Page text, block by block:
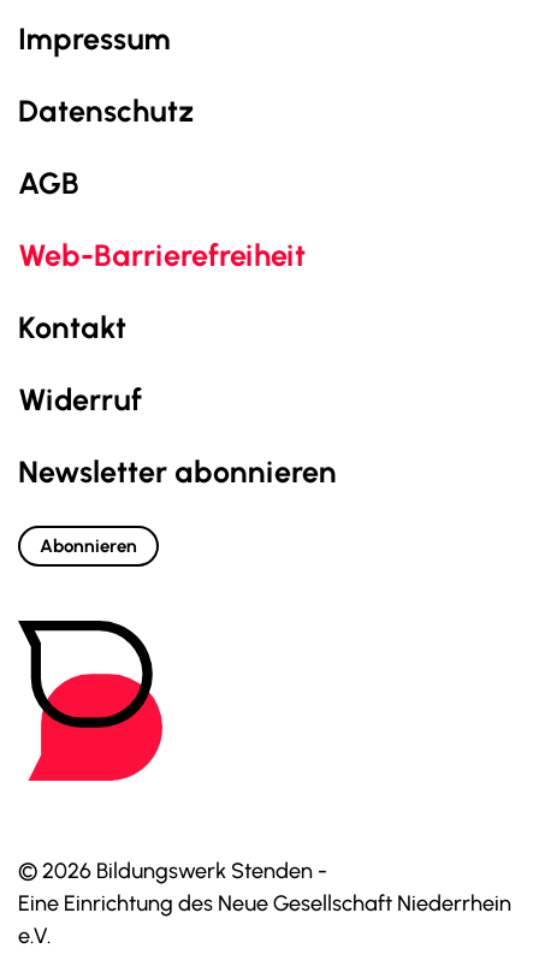
Impressum
Datenschutz
AGB
Web-Barrierefreiheit
Kontakt
Widerruf
Newsletter abonnieren
Abonnieren
© 2026 Bildungswerk Stenden -
Eine Einrichtung des Neue Gesellschaft Niederrhein
e.V.